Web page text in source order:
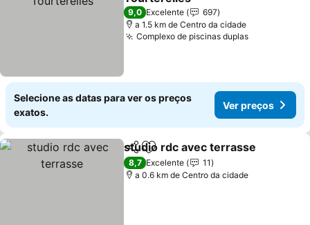
Ver preços
9,0 Excelente
697
a 1.5 km de Centro da cidade
Complexo de piscinas duplasVer preços
Selecione as datas para ver os preços
exatos.
Ver preços
PartilharAdicionar aos favoritos
studio rdc avec terrasse
8,7 Excelente
11
a 0.6 km de Centro da cidade